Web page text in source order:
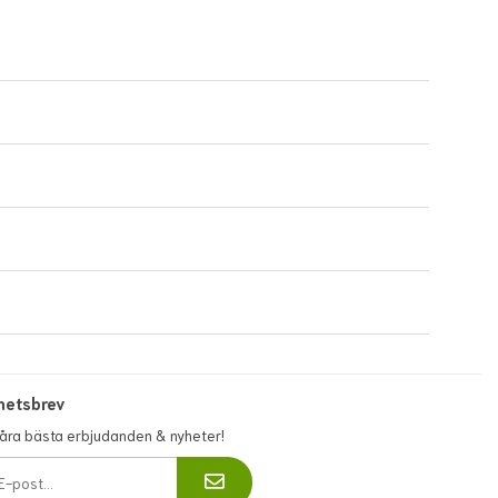
bästa erbjudanden & nyheter!